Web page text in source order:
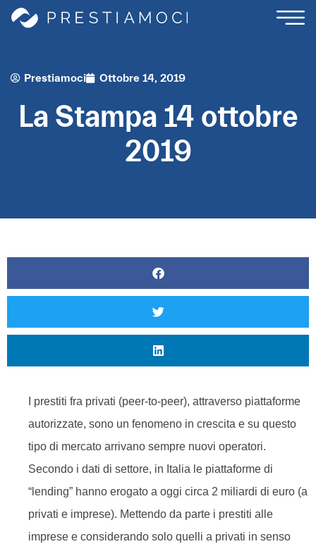
Prestiamoci Ottobre 14, 2019
La Stampa 14 ottobre
2019
I prestiti fra privati (peer-to-peer), attraverso piattaforme
autorizzate, sono un fenomeno in crescita e su questo
tipo di mercato arrivano sempre nuovi operatori.
Secondo i dati di settore, in Italia le piattaforme di
“lending” hanno erogato a oggi circa 2 miliardi di euro (a
privati e imprese). Mettendo da parte i prestiti alle
imprese e considerando solo quelli a privati in senso